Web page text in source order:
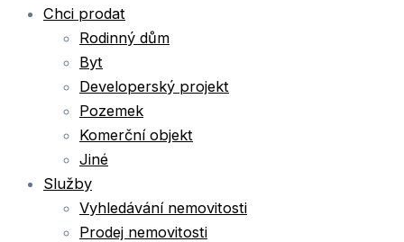
Chci prodat
Rodinný dům
Byt
Developerský projekt
Pozemek
Komerční objekt
Jiné
Služby
Vyhledávání nemovitosti
Prodej nemovitosti